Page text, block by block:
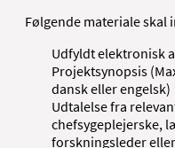
Følgende materiale skal
Udfyldt elektronisk
Projektsynopsis
dansk eller engelsk)
Udtalelse fra
chefsygeplejerske,
forskningsleder